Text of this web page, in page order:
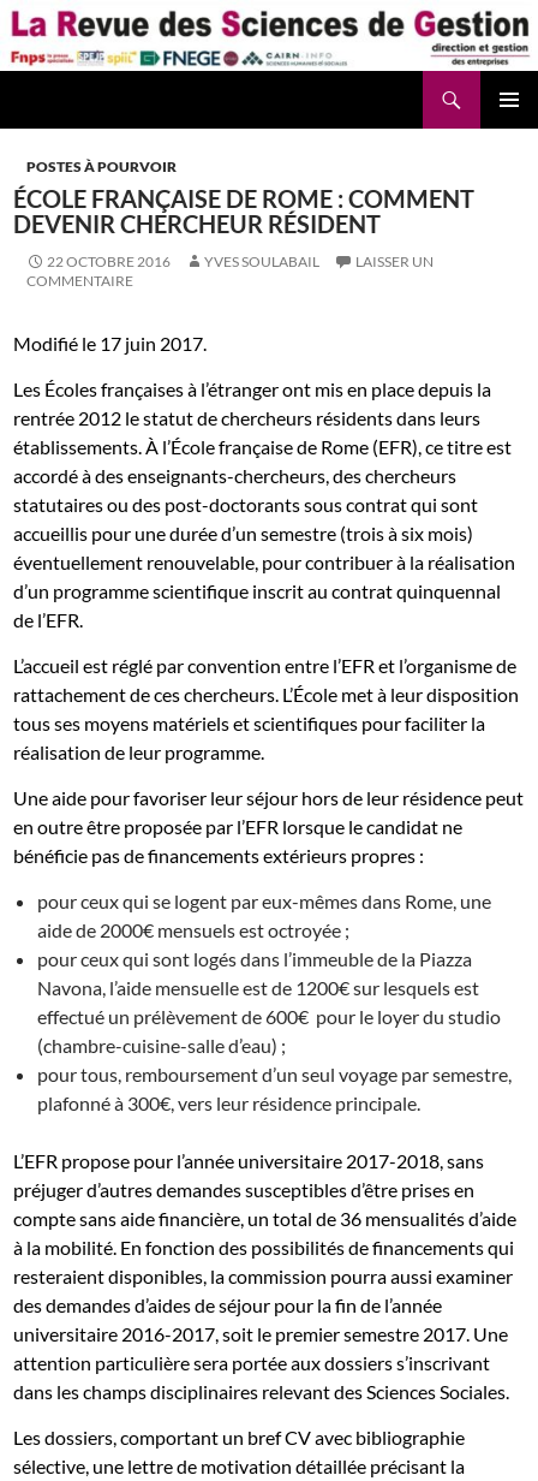
Aller
au
contenu
POSTES À POURVOIR
ÉCOLE FRANÇAISE DE ROME : COMMENT
DEVENIR CHERCHEUR RÉSIDENT
22 OCTOBRE 2016 YVES SOULABAIL
LAISSER UN
COMMENTAIRE
Modifié le 17 juin 2017.
Les Écoles françaises à l’étranger ont mis en place depuis la
rentrée 2012 le statut de chercheurs résidents dans leurs
établissements. À l’École française de Rome (EFR), ce titre est
accordé à des enseignants-chercheurs, des chercheurs
statutaires ou des post-doctorants sous contrat qui sont
accueillis pour une durée d’un semestre (trois à six mois)
éventuellement renouvelable, pour contribuer à la réalisation
d’un programme scientifique inscrit au contrat quinquennal
de l’EFR.
L’accueil est réglé par convention entre l’EFR et l’organisme de
rattachement de ces chercheurs. L’École met à leur disposition
tous ses moyens matériels et scientifiques pour faciliter la
réalisation de leur programme.
Une aide pour favoriser leur séjour hors de leur résidence peut
en outre être proposée par l’EFR lorsque le candidat ne
bénéficie pas de financements extérieurs propres :
pour ceux qui se logent par eux-mêmes dans Rome, une
aide de 2000€ mensuels est octroyée ;
pour ceux qui sont logés dans l’immeuble de la Piazza
Navona, l’aide mensuelle est de 1200€ sur lesquels est
effectué un prélèvement de 600€ pour le loyer du studio
(chambre-cuisine-salle d’eau) ;
pour tous, remboursement d’un seul voyage par semestre,
plafonné à 300€, vers leur résidence principale.
L’EFR propose pour l’année universitaire 2017-2018, sans
préjuger d’autres demandes susceptibles d’être prises en
compte sans aide financière, un total de 36 mensualités d’aide
à la mobilité. En fonction des possibilités de financements qui
resteraient disponibles, la commission pourra aussi examiner
des demandes d’aides de séjour pour la fin de l’année
universitaire 2016-2017, soit le premier semestre 2017. Une
attention particulière sera portée aux dossiers s’inscrivant
dans les champs disciplinaires relevant des Sciences Sociales.
Les dossiers, comportant un bref CV avec bibliographie
sélective, une lettre de motivation détaillée précisant la